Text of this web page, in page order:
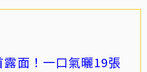
面！一口氣曬19張